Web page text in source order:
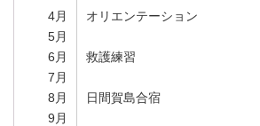
4月
5月
6月
7月
8月
9月
オリエンテーション
救護練習
日間賀島合宿